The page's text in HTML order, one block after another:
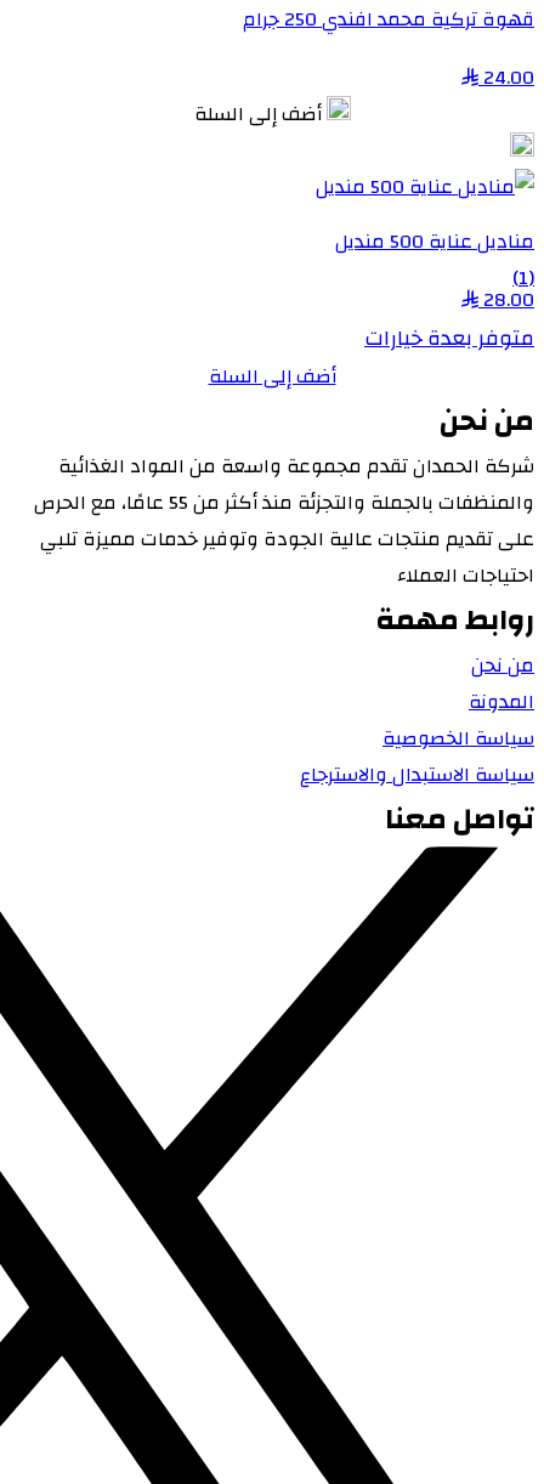
قهوة تركية محمد افندي 250 جرام
24.00
أضف إلى السلة
مناديل عناية 500 منديل
(1)
28.00
متوفر بعدة خيارات
أضف إلى السلة
من نحن
شركة الحمدان تقدم مجموعة واسعة من المواد الغذائية
والمنظفات بالجملة والتجزئة منذ أكثر من 55 عامًا، مع الحرص
على تقديم منتجات عالية الجودة وتوفير خدمات مميزة تلبي
احتياجات العملاء
روابط مهمة
من نحن
المدونة
سياسة الخصوصية
سياسة الاستبدال والاسترجاع
تواصل معنا